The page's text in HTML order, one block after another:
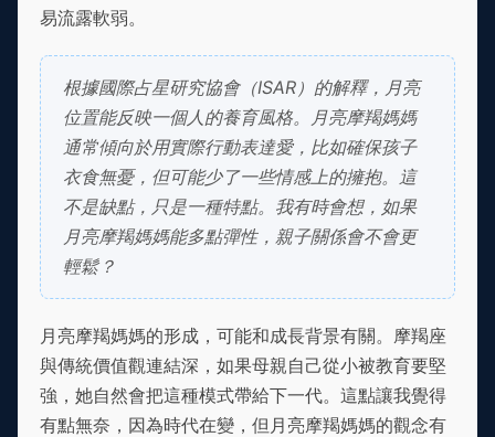
易流露軟弱。
根據國際占星研究協會（ISAR）的解釋，月亮
位置能反映一個人的養育風格。月亮摩羯媽媽
通常傾向於用實際行動表達愛，比如確保孩子
衣食無憂，但可能少了一些情感上的擁抱。這
不是缺點，只是一種特點。我有時會想，如果
月亮摩羯媽媽能多點彈性，親子關係會不會更
輕鬆？
月亮摩羯媽媽的形成，可能和成長背景有關。摩羯座
與傳統價值觀連結深，如果母親自己從小被教育要堅
強，她自然會把這種模式帶給下一代。這點讓我覺得
有點無奈，因為時代在變，但月亮摩羯媽媽的觀念有